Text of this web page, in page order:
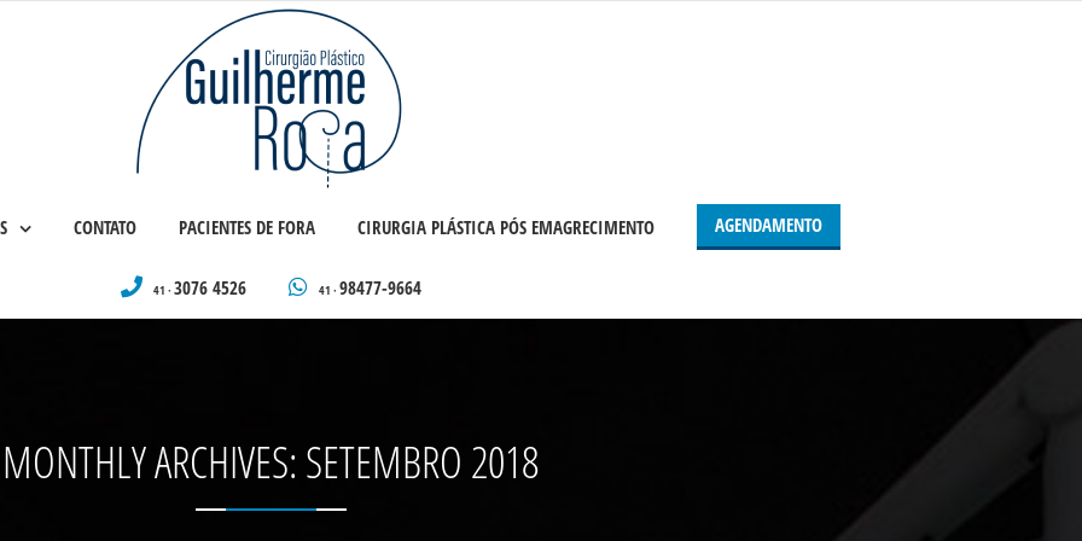
CONTATO PACIENTES DE FORA CIRURGIA PLÁSTICA PÓS EMAGRECIMENTO AGENDAMENTO
41 · 3076 4526 41 · 98477-9664
MONTHLY ARCHIVES: SETEMBRO 2018